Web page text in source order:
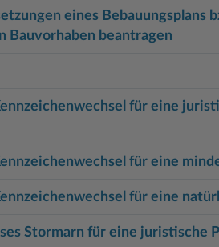
eines Bebauungsplans
Bauvorhaben beantragen
für eine
für eine
für eine
Stormarn für eine juristische